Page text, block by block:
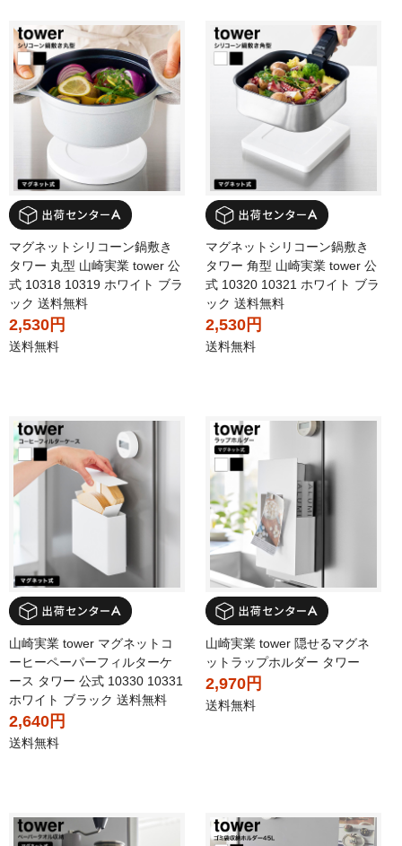
マグネットシリコーン鍋敷き
タワー 丸型 山崎実業 tower 公
式 10318 10319 ホワイト ブラ
ック 送料無料
2,530円
送料無料
マグネットシリコーン鍋敷き
タワー 角型 山崎実業 tower 公
式 10320 10321 ホワイト ブラ
ック 送料無料
2,530円
送料無料
山崎実業 tower マグネットコ
ーヒーペーパーフィルターケ
ース タワー 公式 10330 10331
ホワイト ブラック 送料無料
2,640円
送料無料
山崎実業 tower 隠せるマグネ
ットラップホルダー タワー
2,970円
送料無料